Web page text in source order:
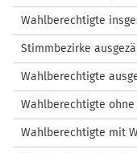
Wahlberechtigte
Stimmbezirke
Wahlberechtigte
Wahlberechtigte
Wahlberechtigte mit